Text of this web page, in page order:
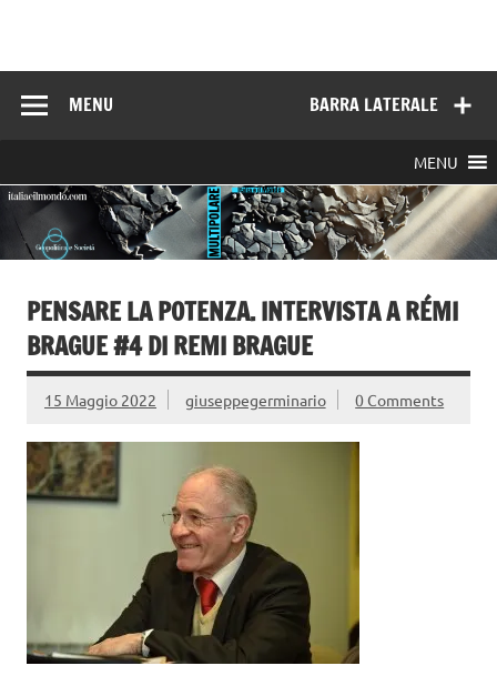
BARRA LATERALE
MENU
MENU
PENSARE LA POTENZA. INTERVISTA A RÉMI
BRAGUE #4 DI REMI BRAGUE
15 Maggio 2022 giuseppegerminario 0 Comments